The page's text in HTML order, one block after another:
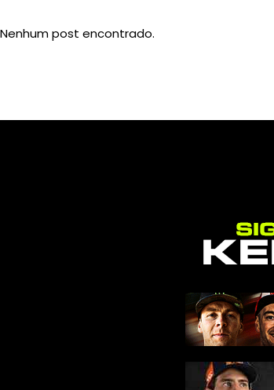
Nenhum post encontrado.